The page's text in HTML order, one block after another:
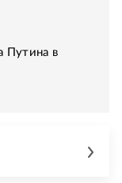
Путина в